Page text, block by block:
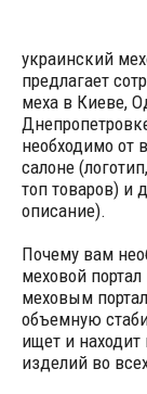
украинский
предлагает
меха в Киеве,
необходимо от
салоне
топ товаров) и
описание).
Почему вам
меховой
меховым
объемную
ищет и
изделий во